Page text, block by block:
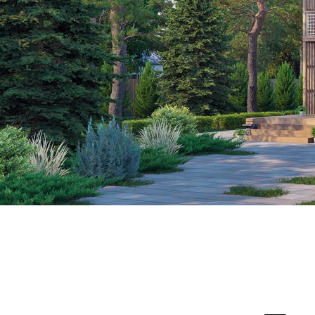
Профиль
Выйти
ЗАДАТЬ ВОПРОС